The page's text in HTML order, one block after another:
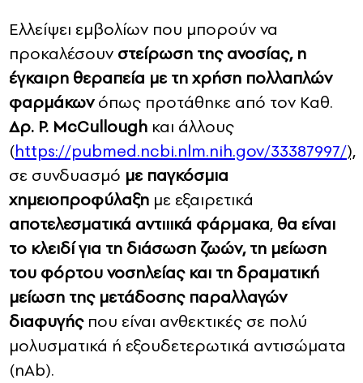
Ελλείψει εμβολίων που μπορούν να
προκαλέσουν στείρωση της ανοσίας, η
έγκαιρη θεραπεία με τη χρήση πολλαπλών
φαρμάκωνόπως προτάθηκε από τον Καθ.
Δρ. P. McCullough και άλλους
(https://pubmed.ncbi.nlm.nih.gov/33387997/),
σε συνδυασμό με παγκόσμια
χημειοπροφύλαξη με εξαιρετικά
αποτελεσματικά αντιιικά φάρμακα, θα είναι
το κλειδί για τη διάσωση ζωών, τη μείωση
του φόρτου νοσηλείας και τη δραματική
μείωση της μετάδοσης παραλλαγών
διαφυγήςπου είναι ανθεκτικές σε πολύ
μολυσματικά ή εξουδετερωτικά αντισώματα
(nAb).